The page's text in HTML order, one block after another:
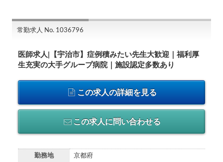
常勤求人 No. 1036796
医師求人|【宇治市】症例積みたい先生大歓迎｜福利厚
生充実の大手グループ病院｜施設認定多数あり
この求人の詳細を見る
この求人に問い合わせる
勤務地 京都府